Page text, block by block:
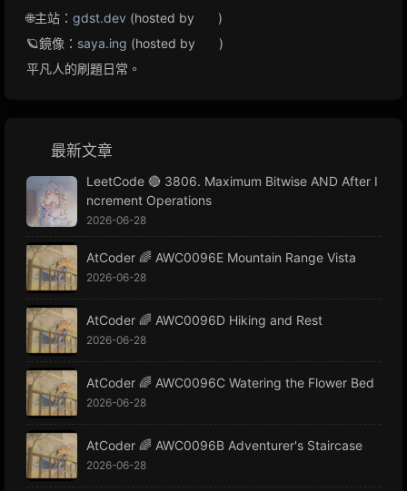
🌐主站： gdst.dev (hosted by
)
🪐鏡像： saya.ing (hosted by
)
平凡人的刷題日常。
最新文章
LeetCode 🔴 3806. Maximum Bitwise AND After I
ncrement Operations
2026-06-28
AtCoder 🌈 AWC0096E Mountain Range Vista
2026-06-28
AtCoder 🌈 AWC0096D Hiking and Rest
2026-06-28
AtCoder 🌈 AWC0096C Watering the Flower Bed
2026-06-28
AtCoder 🌈 AWC0096B Adventurer's Staircase
2026-06-28